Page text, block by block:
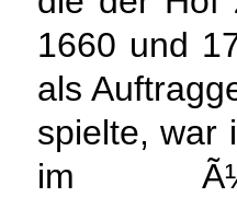
1660 und
als
spielte, war
im